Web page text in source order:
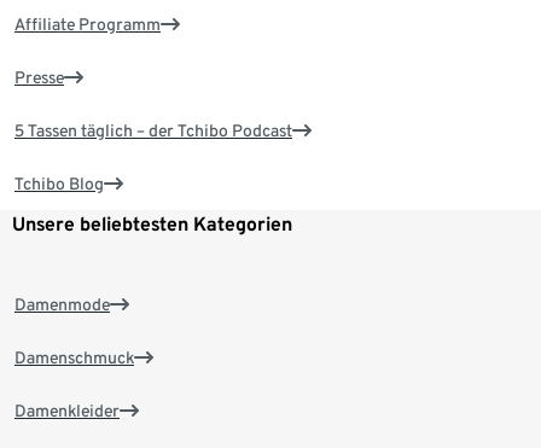
Affiliate Programm
Presse
5 Tassen täglich – der Tchibo Podcast
Tchibo Blog
Unsere beliebtesten Kategorien
Damenmode
Damenschmuck
Damenkleider